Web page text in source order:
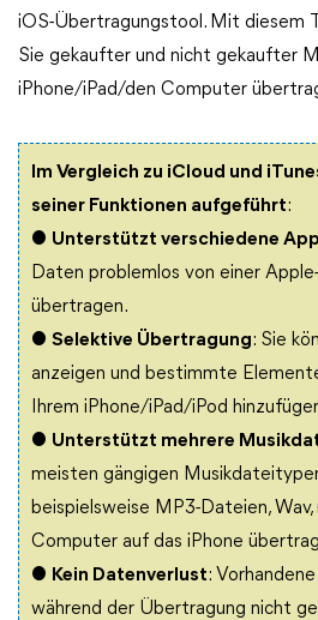
iOS-Übertragungstool. Mit diesem
Sie gekaufter und nicht gekaufter
iPhone/iPad/den Computer
Im Vergleich zu iCloud und
seiner Funktionen aufgeführt:
● Unterstützt verschiedene
Daten problemlos von einer
übertragen.
● Selektive Übertragung: Sie
anzeigen und bestimmte
Ihrem iPhone/iPad/iPod
● Unterstützt mehrere
meisten gängigen
beispielsweise MP3-Dateien, Wav,
Computer auf das iPhone
● Kein Datenverlust:
während der Übertragung nicht